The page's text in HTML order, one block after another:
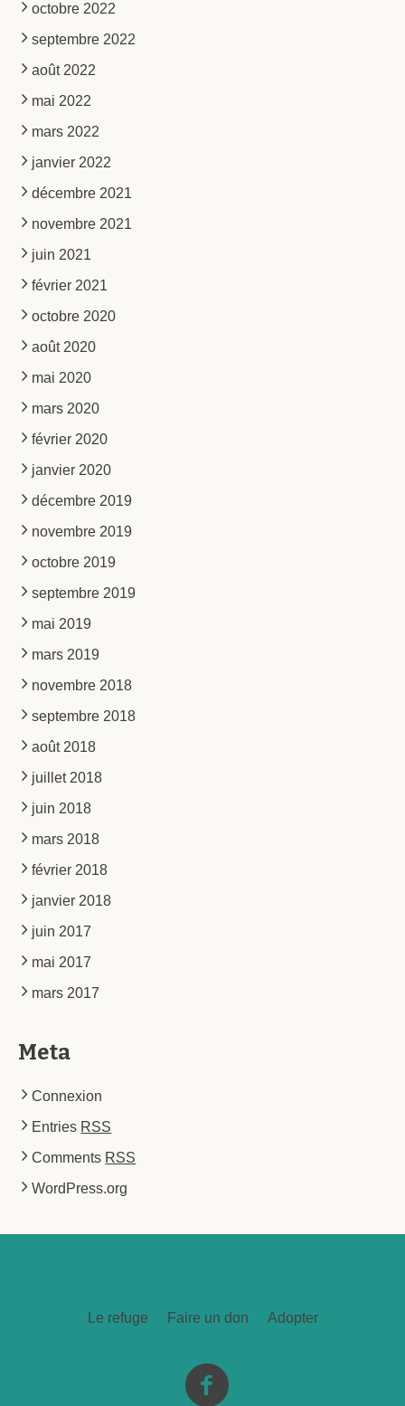
octobre 2022
septembre 2022
août 2022
mai 2022
mars 2022
janvier 2022
décembre 2021
novembre 2021
juin 2021
février 2021
octobre 2020
août 2020
mai 2020
mars 2020
février 2020
janvier 2020
décembre 2019
novembre 2019
octobre 2019
septembre 2019
mai 2019
mars 2019
novembre 2018
septembre 2018
août 2018
juillet 2018
juin 2018
mars 2018
février 2018
janvier 2018
juin 2017
mai 2017
mars 2017
Meta
Connexion
Entries RSS
Comments RSS
WordPress.org
Le refuge Faire un don Adopter